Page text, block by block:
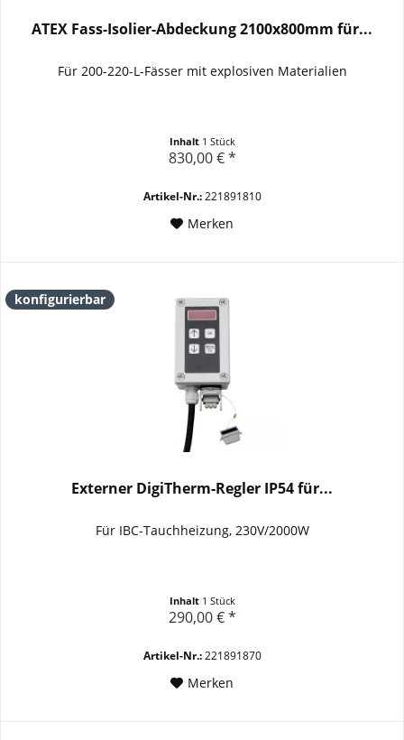
ATEX Fass-Isolier-Abdeckung 2100x800mm für...
Für 200-220-L-Fässer mit explosiven Materialien
Inhalt 1 Stück
830,00 € *
Artikel-Nr.:221891810
Merken
konfigurierbar
Externer DigiTherm-Regler IP54 für...
Für IBC-Tauchheizung, 230V/2000W
Inhalt 1 Stück
290,00 € *
Artikel-Nr.:221891870
Merken